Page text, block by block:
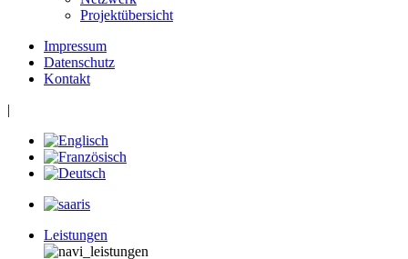
Projektübersicht
Impressum
Datenschutz
Kontakt
|
Leistungen